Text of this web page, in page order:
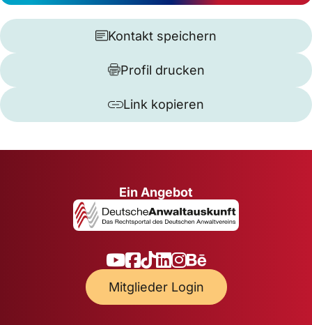
Kontakt speichern
Profil drucken
Link kopieren
Ein Angebot
Mitglieder Login